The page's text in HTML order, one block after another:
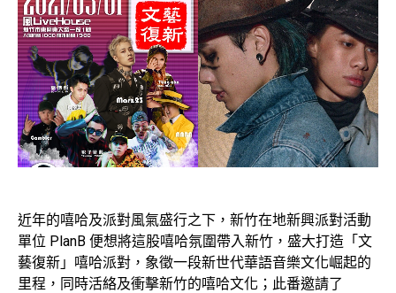
近年的嘻哈及派對風氣盛行之下，新竹在地新興派對活動
單位 PlanB 便想將這股嘻哈氛圍帶入新竹，盛大打造「文
藝復新」嘻哈派對，象徵一段新世代華語音樂文化崛起的
里程，同時活絡及衝擊新竹的嘻哈文化；此番邀請了